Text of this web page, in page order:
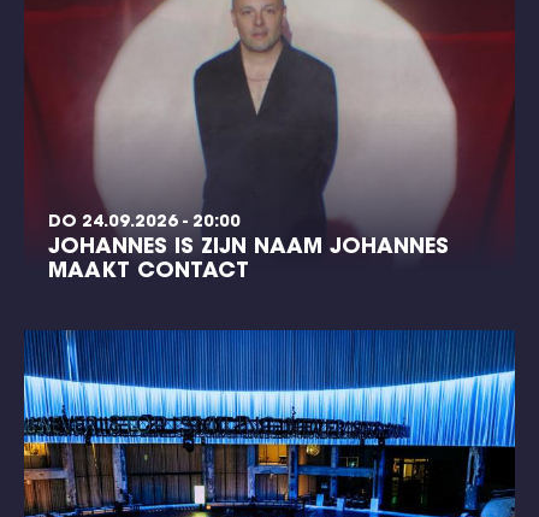
DO 24.09.2026 - 20:00
JOHANNES IS ZIJN NAAM JOHANNES
MAAKT CONTACT